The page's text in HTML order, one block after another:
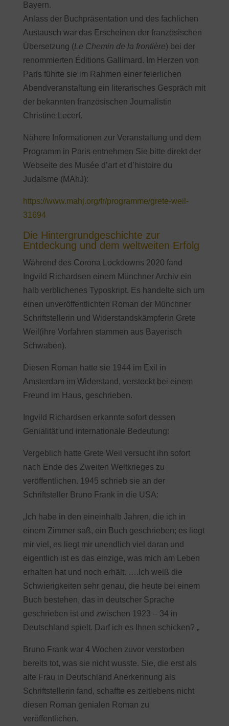
Bayern.
Anlass der Buchpräsentation und des fachlichen
Austausch war das Erscheinen der französischen
Übersetzung (Le Chemin de la frontière) bei der
renommierten Éditions Gallimard. Im Herzen von
Paris führte sie im Rahmen einer feierlichen
Abendveranstaltung ein literarisches Gespräch mit
der bekannten französischen Journalistin
Christine Lecerf.
Nähere Informationen zur Veranstaltung und dem
Programm in Paris entnehmen Sie bitte direkt der
Webseite des Musée d’art et d’histoire du
Judaïsme (MAhJ):
https://www.mahj.org/fr/programme/grete-weil-
31694
Die Hintergrundgeschichte zur
Entdeckung und dem weltweiten Erfolg
Während des Corona Lockdowns 2020 fand
Ingvild Richardsen einem Münchner Archiv ein
halb verblichenes Typoskript. Es handelte sich um
einen unveröffentlichten Roman der Münchner
Schriftstellerin und Widerstandskämpferin Grete
Weil(ihre Vorfahren stammen aus Bayerisch
Schwaben).
Diesen Roman hatte sie 1944 im Exil in
Amsterdam im Widerstand, versteckt bei einem
Freund im Haus, geschrieben.
Ingvild Richardsen erkannte sofort dessen
Genialität und internationale Bedeutung:
Vergeblich hatte Grete Weil versucht ihn sofort
nach Ende des Zweiten Weltkrieges zu
veröffentlichen. 1945 schrieb sie an der
Schriftsteller Bruno Frank in die USA:
„Ich habe in den eineinhalb Jahren, die ich in
einem Zimmer saß, ein Buch geschrieben; es liegt
mir viel, es liegt mir unendlich viel daran und
eigentlich ist es das einzige, was mich am Leben
erhalten hat und noch erhält. ….Ich weiß die
Schwierigkeiten sehr genau, die heute bei einem
Buch bestehen, das in deutscher Sprache
geschrieben ist und zwischen 1923 – 34 in
Deutschland spielt. Darf ich es Ihnen schicken? „
Bruno Frank war 4 Wochen zuvor verstorben
bereits tot, was sie nicht wusste. Sie, die erst als
alte Frau in Deutschland Anerkennung als
Schriftstellerin fand, schaffte es zeitlebens nicht
diesen Roman genialen Roman zu
veröffentlichen.